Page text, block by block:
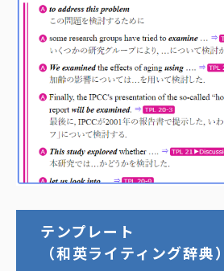
テンプレート
（和英ライティング辞典）